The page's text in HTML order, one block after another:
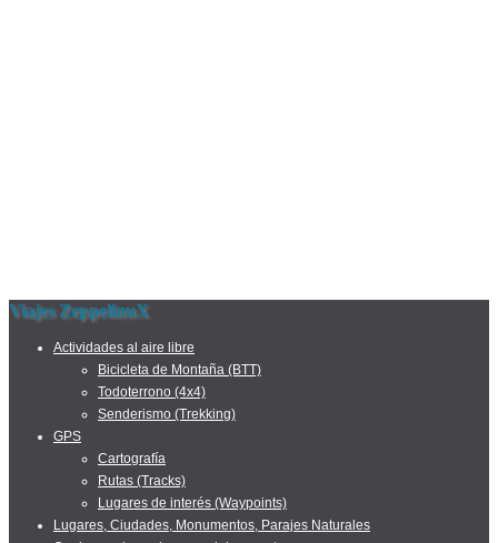
Viajes ZeppelinuX
Actividades al aire libre
Bicicleta de Montaña (BTT)
Todoterrono (4x4)
Senderismo (Trekking)
GPS
Cartografía
Rutas (Tracks)
Lugares de interés (Waypoints)
Lugares, Ciudades, Monumentos, Parajes Naturales